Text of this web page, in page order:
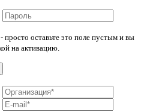
оставьте это поле пустым и вы
на активацию.